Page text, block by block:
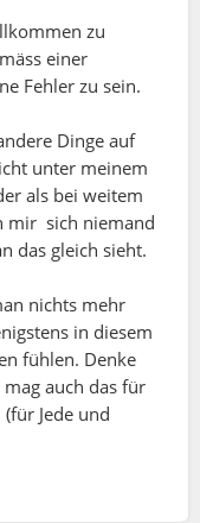
zu
einer
Fehler zu sein.
Dinge auf
unter meinem
als bei weitem
mir sich niemand
das gleich sieht.
nichts mehr
in diesem
fühlen. Denke
auch das für
Jede und